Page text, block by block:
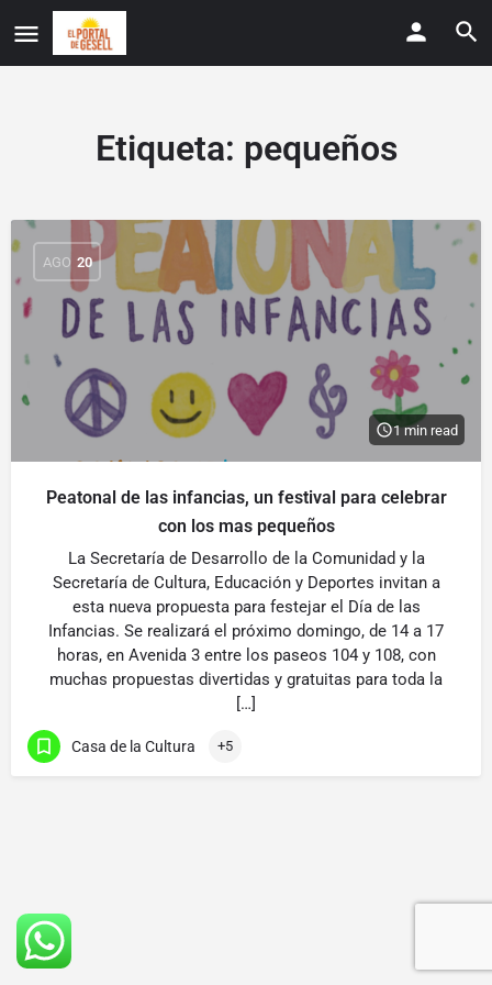
Etiqueta: pequeños
AGO 20
1 min read
Peatonal de las infancias, un festival para celebrar
con los mas pequeños
La Secretaría de Desarrollo de la Comunidad y la
Secretaría de Cultura, Educación y Deportes invitan a
esta nueva propuesta para festejar el Día de las
Infancias. Se realizará el próximo domingo, de 14 a 17
horas, en Avenida 3 entre los paseos 104 y 108, con
muchas propuestas divertidas y gratuitas para toda la
[…]
Casa de la Cultura +5